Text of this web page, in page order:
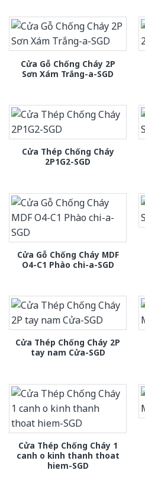
Cửa Gỗ Chống Cháy 2P
Sơn Xám Trắng-a-SGD
Cửa Thép Chống Cháy
2P1G2-SGD
Cửa Gỗ Chống Cháy MDF
O4-C1 Phào chi-a-SGD
Cửa Thép Chống Cháy 2P
tay nam Cửa-SGD
Cửa Thép Chống Cháy 1
canh o kinh thanh thoat
hiem-SGD